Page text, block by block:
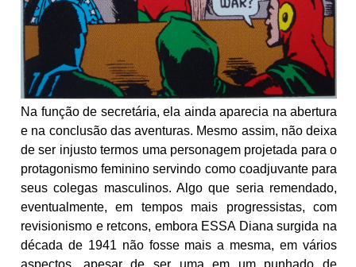
Na função de secretária, ela ainda aparecia na abertura
e na conclusão das aventuras. Mesmo assim, não deixa
de ser injusto termos uma personagem projetada para o
protagonismo feminino servindo como coadjuvante para
seus colegas masculinos. Algo que seria remendado,
eventualmente, em tempos mais progressistas, com
revisionismo e retcons, embora ESSA Diana surgida na
década de 1941 não fosse mais a mesma, em vários
aspectos, apesar de ser uma em um punhado de